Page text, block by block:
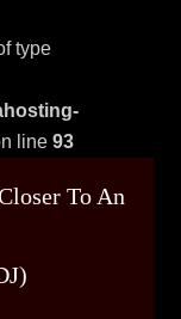
type
line 93
To An